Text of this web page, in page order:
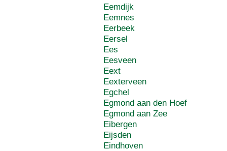
Eemdijk
Eemnes
Eerbeek
Eersel
Ees
Eesveen
Eext
Eexterveen
Egchel
Egmond aan den Hoef
Egmond aan Zee
Eibergen
Eijsden
Eindhoven